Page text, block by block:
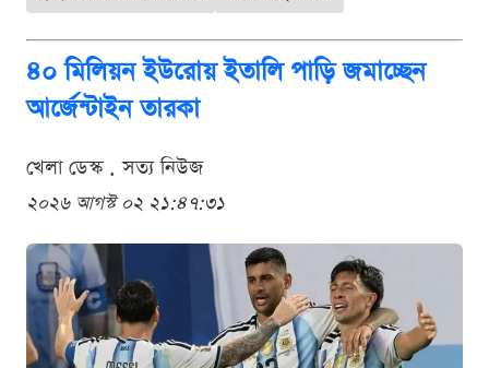
৪০ মিলিয়ন ইউরোয় ইতালি পাড়ি জমাচ্ছেন
আর্জেন্টাইন তারকা
খেলা ডেস্ক . সত্য নিউজ
২০২৬ আগস্ট ০২ ২১:৪৭:৩১